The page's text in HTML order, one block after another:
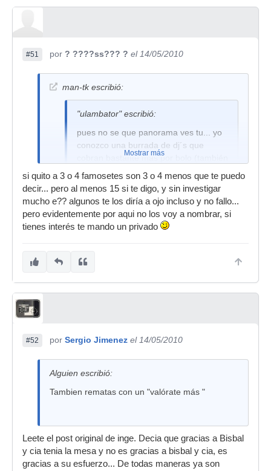
#51 por ? ????ss??? ? el 14/05/2010
man-tk escribió:
"ulambator" escribió:
pues no se que panorama ves tu... yo
conozco una burrada de dj´s que
cobran bastante más por bolo (también
dependiendo del tipo de garito y más
factores claro)
OK ..Una burrada de djs significan al menos mas
famosetes de turno .
El panorama que yo veo es el real ...donde te
cobran entre 500 y 1500 (ya de los carillos ) .
Mostrar más
si quito a 3 o 4 famosetes son 3 o 4 menos que te puedo
decir... pero al menos 15 si te digo, y sin investigar
mucho e?? algunos te los diría a ojo incluso y no fallo...
pero evidentemente por aqui no los voy a nombrar, si
tienes interés te mando un privado
#52 por Sergio Jimenez el 14/05/2010
Alguien escribió:
Tambien rematas con un "valórate más "
Leete el post original de inge. Decia que gracias a Bisbal
y cia tenia la mesa y no es gracias a bisbal y cia, es
gracias a su esfuerzo... De todas maneras ya son